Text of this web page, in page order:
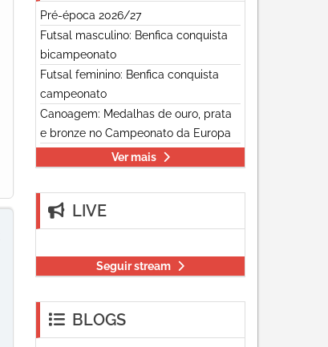
Pré-época 2026/27
Futsal masculino: Benfica conquista
bicampeonato
Futsal feminino: Benfica conquista
campeonato
Canoagem: Medalhas de ouro, prata
e bronze no Campeonato da Europa
Ver mais
LIVE
Seguir stream
BLOGS